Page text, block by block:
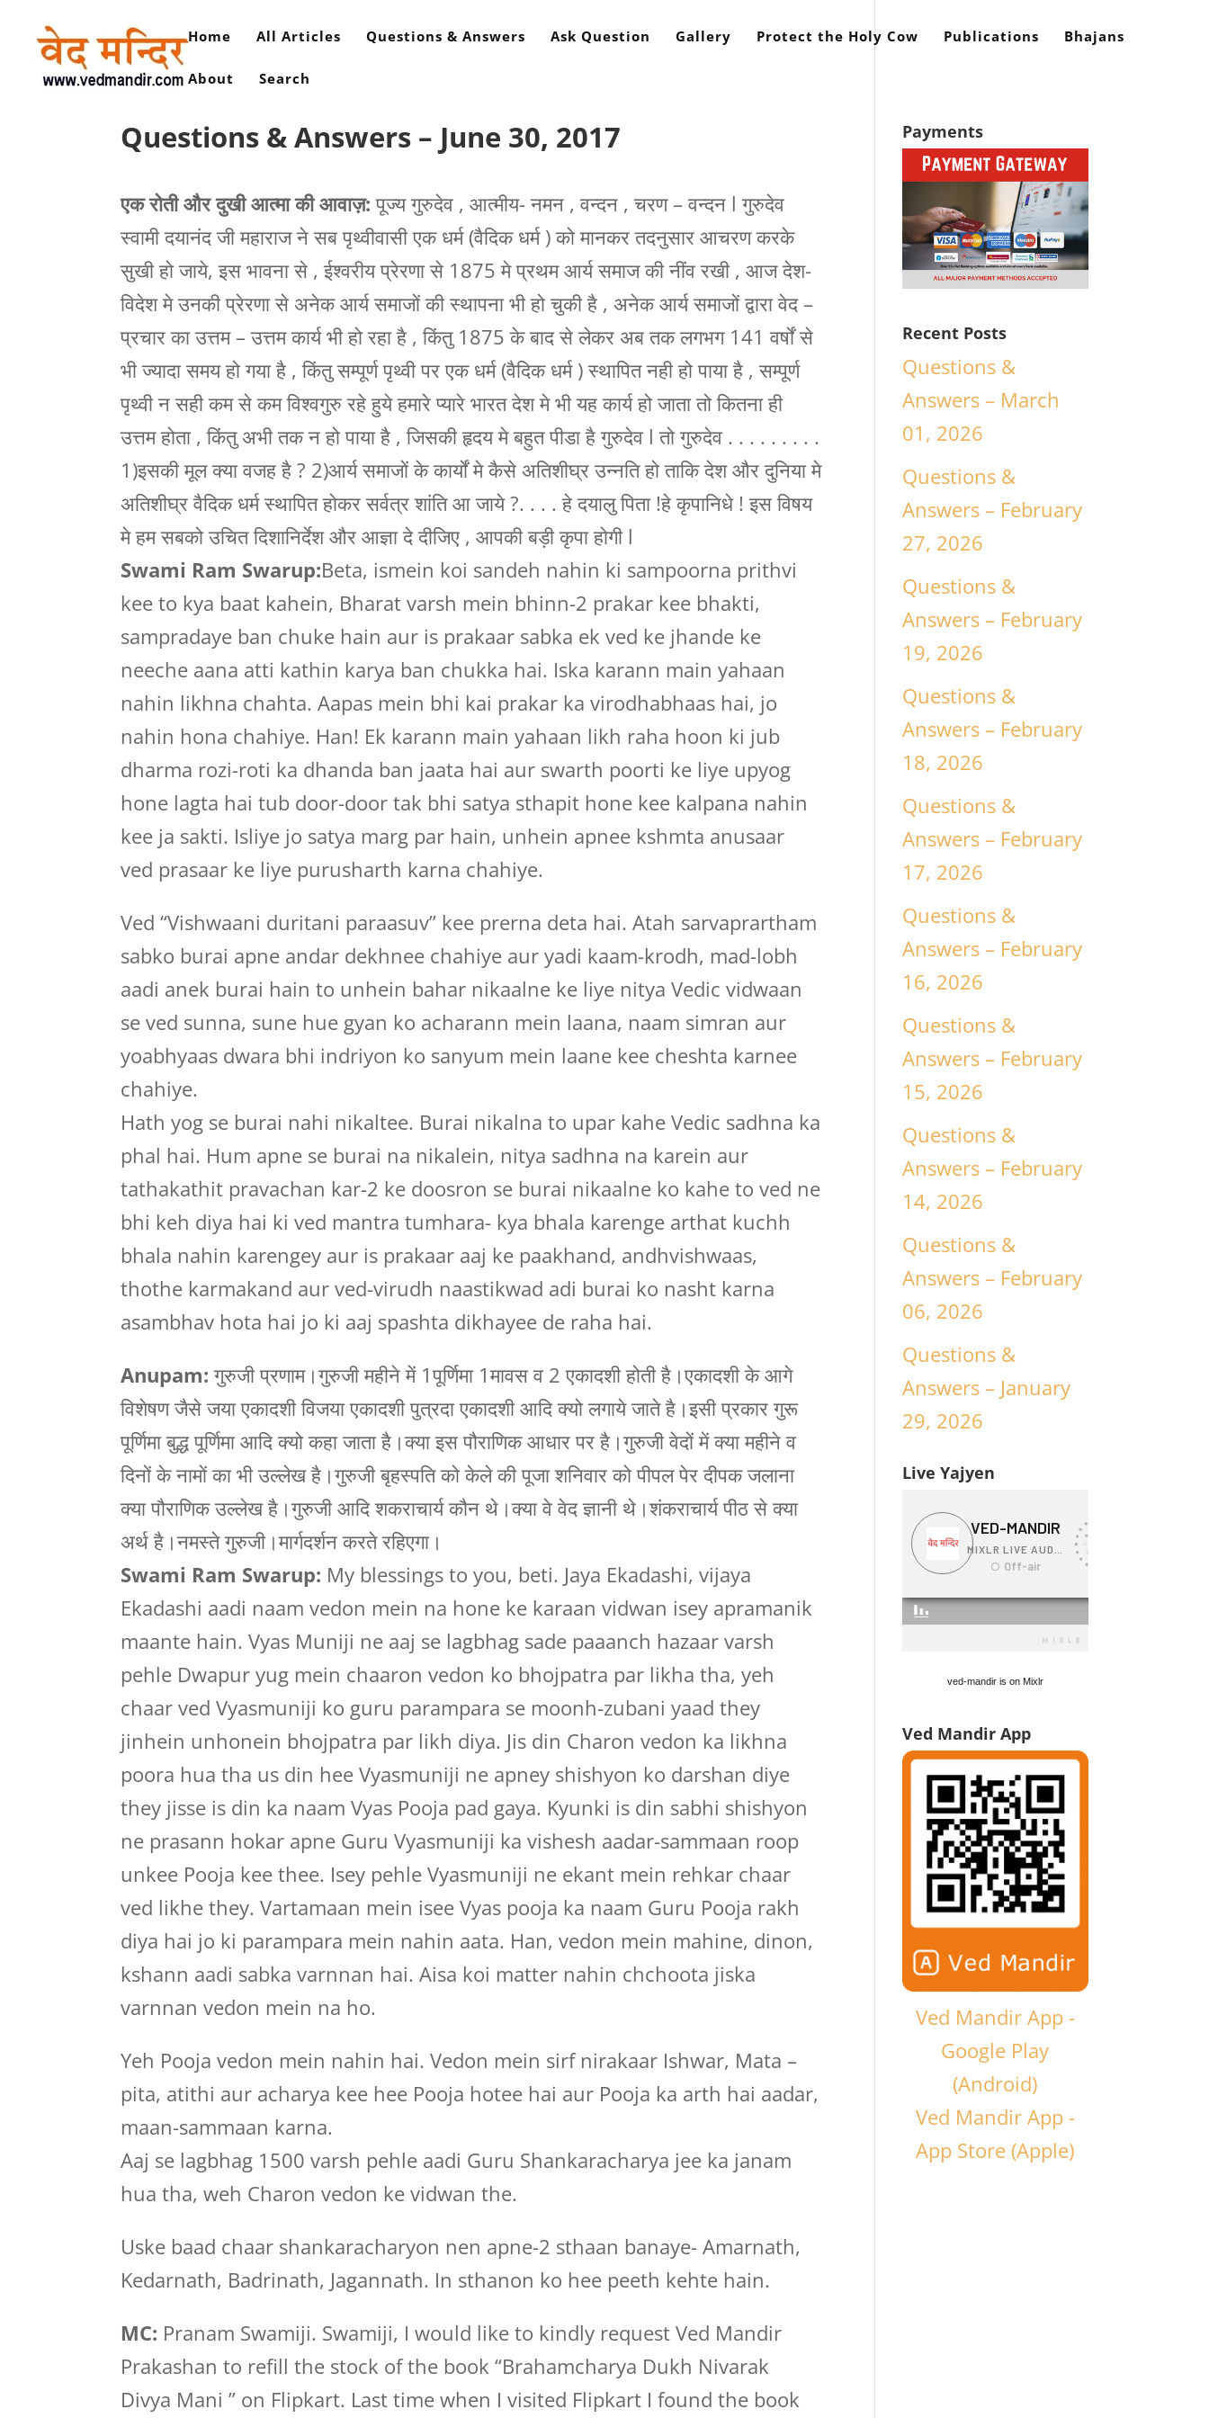
Home All Articles Questions & Answers Ask Question Gallery Protect the Holy Cow Publications Bhajans
About Search
Questions & Answers – June 30, 2017
एक रोती और दुखी आत्मा की आवाज़: पूज्य गुरुदेव , आत्मीय- नमन , वन्दन , चरण – वन्दन l गुरुदेव
स्वामी दयानंद जी महाराज ने सब पृथ्वीवासी एक धर्म (वैदिक धर्म ) को मानकर तदनुसार आचरण करके
सुखी हो जाये, इस भावना से , ईश्वरीय प्रेरणा से 1875 मे प्रथम आर्य समाज की नींव रखी , आज देश-
विदेश मे उनकी प्रेरणा से अनेक आर्य समाजों की स्थापना भी हो चुकी है , अनेक आर्य समाजों द्वारा वेद –
प्रचार का उत्तम – उत्तम कार्य भी हो रहा है , किंतु 1875 के बाद से लेकर अब तक लगभग 141 वर्षों से
भी ज्यादा समय हो गया है , किंतु सम्पूर्ण पृथ्वी पर एक धर्म (वैदिक धर्म ) स्थापित नही हो पाया है , सम्पूर्ण
पृथ्वी न सही कम से कम विश्वगुरु रहे हुये हमारे प्यारे भारत देश मे भी यह कार्य हो जाता तो कितना ही
उत्तम होता , किंतु अभी तक न हो पाया है , जिसकी हृदय मे बहुत पीडा है गुरुदेव l तो गुरुदेव . . . . . . . . .
1)इसकी मूल क्या वजह है ? 2)आर्य समाजों के कार्यों मे कैसे अतिशीघ्र उन्नति हो ताकि देश और दुनिया मे
अतिशीघ्र वैदिक धर्म स्थापित होकर सर्वत्र शांति आ जाये ?. . . . हे दयालु पिता !हे कृपानिधे ! इस विषय
मे हम सबको उचित दिशानिर्देश और आज्ञा दे दीजिए , आपकी बड़ी कृपा होगी l
Swami Ram Swarup:Beta, ismein koi sandeh nahin ki sampoorna prithvi
kee to kya baat kahein, Bharat varsh mein bhinn-2 prakar kee bhakti,
sampradaye ban chuke hain aur is prakaar sabka ek ved ke jhande ke
neeche aana atti kathin karya ban chukka hai. Iska karann main yahaan
nahin likhna chahta. Aapas mein bhi kai prakar ka virodhabhaas hai, jo
nahin hona chahiye. Han! Ek karann main yahaan likh raha hoon ki jub
dharma rozi-roti ka dhanda ban jaata hai aur swarth poorti ke liye upyog
hone lagta hai tub door-door tak bhi satya sthapit hone kee kalpana nahin
kee ja sakti. Isliye jo satya marg par hain, unhein apnee kshmta anusaar
ved prasaar ke liye purusharth karna chahiye.
Ved “Vishwaani duritani paraasuv” kee prerna deta hai. Atah sarvaprartham
sabko burai apne andar dekhnee chahiye aur yadi kaam-krodh, mad-lobh
aadi anek burai hain to unhein bahar nikaalne ke liye nitya Vedic vidwaan
se ved sunna, sune hue gyan ko acharann mein laana, naam simran aur
yoabhyaas dwara bhi indriyon ko sanyum mein laane kee cheshta karnee
chahiye.
Hath yog se burai nahi nikaltee. Burai nikalna to upar kahe Vedic sadhna ka
phal hai. Hum apne se burai na nikalein, nitya sadhna na karein aur
tathakathit pravachan kar-2 ke doosron se burai nikaalne ko kahe to ved ne
bhi keh diya hai ki ved mantra tumhara- kya bhala karenge arthat kuchh
bhala nahin karengey aur is prakaar aaj ke paakhand, andhvishwaas,
thothe karmakand aur ved-virudh naastikwad adi burai ko nasht karna
asambhav hota hai jo ki aaj spashta dikhayee de raha hai.
Anupam: गुरुजी प्रणाम।गुरुजी महीने में 1पूर्णिमा 1मावस व 2 एकादशी होती है।एकादशी के आगे
विशेषण जैसे जया एकादशी विजया एकादशी पुत्रदा एकादशी आदि क्यो लगाये जाते है।इसी प्रकार गुरू
पूर्णिमा बुद्ध पूर्णिमा आदि क्यो कहा जाता है।क्या इस पौराणिक आधार पर है।गुरुजी वेदों में क्या महीने व
दिनों के नामों का भी उल्लेख है।गुरुजी बृहस्पति को केले की पूजा शनिवार को पीपल पेर दीपक जलाना
क्या पौराणिक उल्लेख है।गुरुजी आदि शकराचार्य कौन थे।क्या वे वेद ज्ञानी थे।शंकराचार्य पीठ से क्या
अर्थ है।नमस्ते गुरुजी।मार्गदर्शन करते रहिएगा।
Swami Ram Swarup: My blessings to you, beti. Jaya Ekadashi, vijaya
Ekadashi aadi naam vedon mein na hone ke karaan vidwan isey apramanik
maante hain. Vyas Muniji ne aaj se lagbhag sade paaanch hazaar varsh
pehle Dwapur yug mein chaaron vedon ko bhojpatra par likha tha, yeh
chaar ved Vyasmuniji ko guru parampara se moonh-zubani yaad they
jinhein unhonein bhojpatra par likh diya. Jis din Charon vedon ka likhna
poora hua tha us din hee Vyasmuniji ne apney shishyon ko darshan diye
they jisse is din ka naam Vyas Pooja pad gaya. Kyunki is din sabhi shishyon
ne prasann hokar apne Guru Vyasmuniji ka vishesh aadar-sammaan roop
unkee Pooja kee thee. Isey pehle Vyasmuniji ne ekant mein rehkar chaar
ved likhe they. Vartamaan mein isee Vyas pooja ka naam Guru Pooja rakh
diya hai jo ki parampara mein nahin aata. Han, vedon mein mahine, dinon,
kshann aadi sabka varnnan hai. Aisa koi matter nahin chchoota jiska
varnnan vedon mein na ho.
Yeh Pooja vedon mein nahin hai. Vedon mein sirf nirakaar Ishwar, Mata –
pita, atithi aur acharya kee hee Pooja hotee hai aur Pooja ka arth hai aadar,
maan-sammaan karna.
Aaj se lagbhag 1500 varsh pehle aadi Guru Shankaracharya jee ka janam
hua tha, weh Charon vedon ke vidwan the.
Uske baad chaar shankaracharyon nen apne-2 sthaan banaye- Amarnath,
Kedarnath, Badrinath, Jagannath. In sthanon ko hee peeth kehte hain.
MC: Pranam Swamiji. Swamiji, I would like to kindly request Ved Mandir
Prakashan to refill the stock of the book “Brahamcharya Dukh Nivarak
Divya Mani ” on Flipkart. Last time when I visited Flipkart I found the book
Payments
Recent Posts
Questions &
Answers – March
01, 2026
Questions &
Answers – February
27, 2026
Questions &
Answers – February
19, 2026
Questions &
Answers – February
18, 2026
Questions &
Answers – February
17, 2026
Questions &
Answers – February
16, 2026
Questions &
Answers – February
15, 2026
Questions &
Answers – February
14, 2026
Questions &
Answers – February
06, 2026
Questions &
Answers – January
29, 2026
Live Yajyen
ved-mandir is on Mixlr
Ved Mandir App
Ved Mandir App -
Google Play
(Android)
Ved Mandir App -
App Store (Apple)